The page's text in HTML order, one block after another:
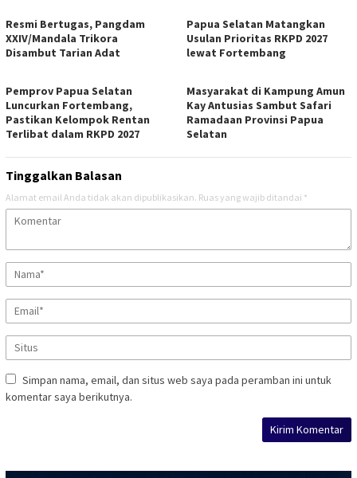
Resmi Bertugas, Pangdam
XXIV/Mandala Trikora
Disambut Tarian Adat
Papua Selatan Matangkan
Usulan Prioritas RKPD 2027
lewat Fortembang
Pemprov Papua Selatan
Luncurkan Fortembang,
Pastikan Kelompok Rentan
Terlibat dalam RKPD 2027
Masyarakat di Kampung Amun
Kay Antusias Sambut Safari
Ramadaan Provinsi Papua
Selatan
Tinggalkan Balasan
Alamat email Anda tidak akan dipublikasikan. Ruas yang wajib ditandai *
Simpan nama, email, dan situs web saya pada peramban ini untuk
komentar saya berikutnya.